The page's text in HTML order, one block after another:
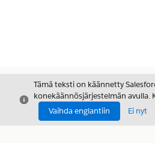
Sulje
Tämä teksti on käännetty
konekäännösjärjestelmän avulla.
Vaihda englantiin
Ei nyt